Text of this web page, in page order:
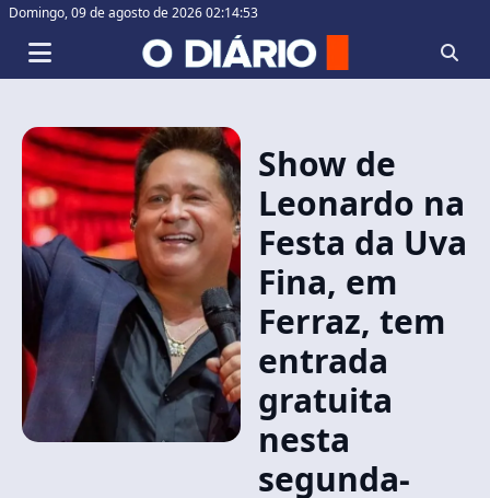
Domingo,09 de agosto de 2026 02:14:53
Show de
Leonardo na
Festa da Uva
Fina, em
Ferraz, tem
entrada
gratuita
nesta
segunda-